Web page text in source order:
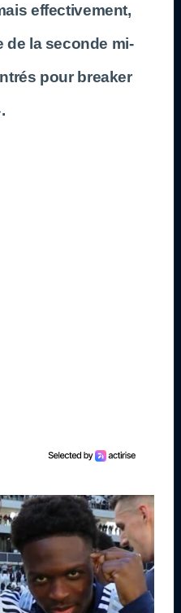
effectivement,
de la seconde mi-
pour breaker